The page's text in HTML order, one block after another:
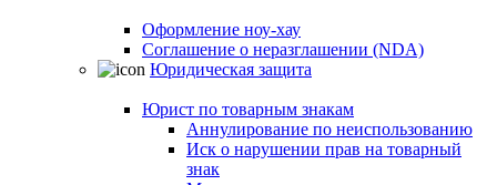
Оформление ноу-хау
Соглашение о неразглашении (NDA)
Юридическая защита
Юрист по товарным знакам
Аннулирование по неиспользованию
Иск о нарушении прав на товарный
знак